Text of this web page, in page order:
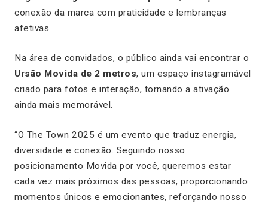
conexão da marca com praticidade e lembranças
afetivas.
Na área de convidados, o público ainda vai encontrar o
Ursão Movida de 2 metros, um espaço instagramável
criado para fotos e interação, tornando a ativação
ainda mais memorável.
“O The Town 2025 é um evento que traduz energia,
diversidade e conexão. Seguindo nosso
posicionamento Movida por você, queremos estar
cada vez mais próximos das pessoas, proporcionando
momentos únicos e emocionantes, reforçando nosso